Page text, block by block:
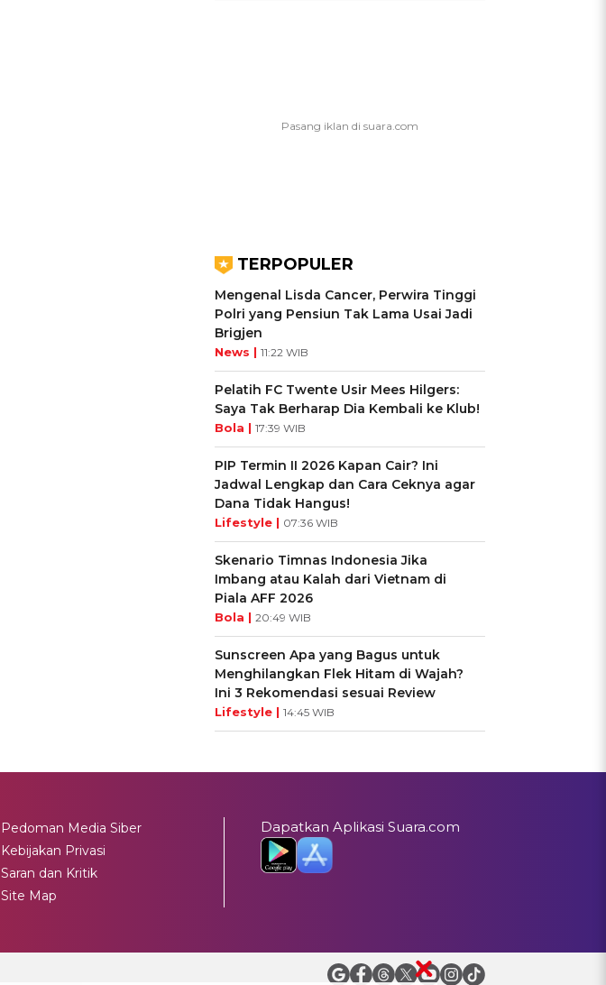
TERPOPULER
Mengenal Lisda Cancer, Perwira Tinggi
Polri yang Pensiun Tak Lama Usai Jadi
Brigjen
News | 11:22 WIB
Pelatih FC Twente Usir Mees Hilgers:
Saya Tak Berharap Dia Kembali ke Klub!
Bola | 17:39 WIB
PIP Termin II 2026 Kapan Cair? Ini
Jadwal Lengkap dan Cara Ceknya agar
Dana Tidak Hangus!
Lifestyle | 07:36 WIB
Skenario Timnas Indonesia Jika
Imbang atau Kalah dari Vietnam di
Piala AFF 2026
Bola | 20:49 WIB
Sunscreen Apa yang Bagus untuk
Menghilangkan Flek Hitam di Wajah?
Ini 3 Rekomendasi sesuai Review
Lifestyle | 14:45 WIB
Pedoman Media Siber
Kebijakan Privasi
Saran dan Kritik
Site Map
Dapatkan Aplikasi Suara.com